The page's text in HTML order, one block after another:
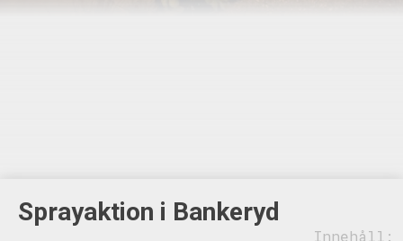
Sprayaktion i Bankeryd
Innehåll: